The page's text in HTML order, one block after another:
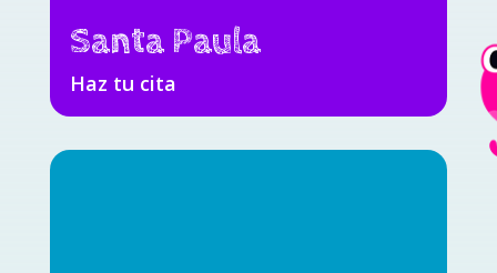
Santa Paula
Haz tu cita